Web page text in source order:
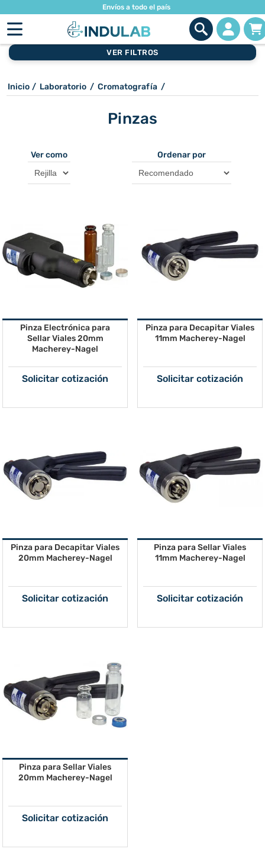
Envíos a todo el país
VER FILTROS
Inicio / Laboratorio / Cromatografía /
Pinzas
Ver como Ordenar por
Pinza Electrónica para
Sellar Viales 20mm
Macherey-Nagel
Solicitar cotización
Pinza para Decapitar Viales
11mm Macherey-Nagel
Solicitar cotización
Pinza para Decapitar Viales
20mm Macherey-Nagel
Solicitar cotización
Pinza para Sellar Viales
11mm Macherey-Nagel
Solicitar cotización
Pinza para Sellar Viales
20mm Macherey-Nagel
Solicitar cotización